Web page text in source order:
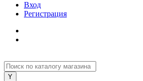
Вход
Регистрация